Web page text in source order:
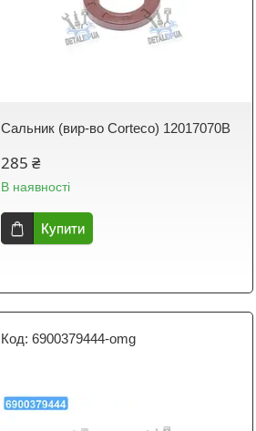
Сальник (вир-во Corteco) 12017070B
285 ₴
В наявності
Купити
6900379444-omg